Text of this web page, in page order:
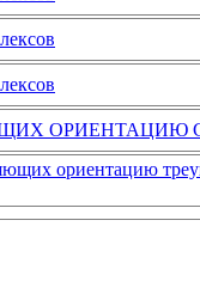
ОРИЕНТАЦИЮ
ориентацию